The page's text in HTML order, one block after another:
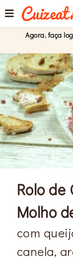
Agora, faça
Rolo de
Molho
com
canela,